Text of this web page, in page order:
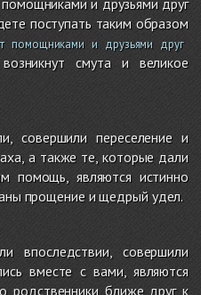
и друзьями друг
поступать таким образом
помощниками и друзьями друг
смута и великое
совершили переселение и
а также те, которые дали
помощь, являются истинно
прощение и щедрый удел.
впоследствии, совершили
вместе с вами, являются
родственники ближе друг к